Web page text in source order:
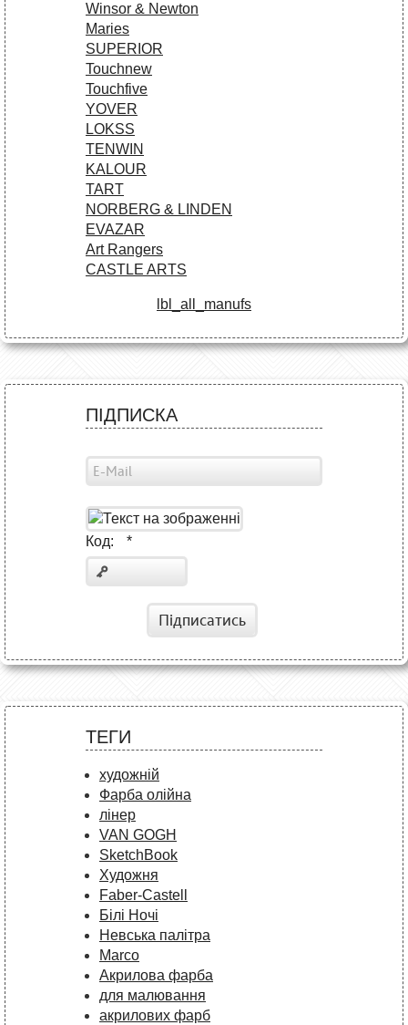
Winsor & Newton
Maries
SUPERIOR
Touchnew
Touchfive
YOVER
LOKSS
TENWIN
KALOUR
TART
NORBERG & LINDEN
EVAZAR
Art Rangers
CASTLE ARTS
lbl_all_manufs
ПІДПИСКА
Код: *
Підписатись
ТЕГИ
художній
Фарба олійна
лінер
VAN GOGH
SketchBook
Художня
Faber-Castell
Білі Ночі
Невська палітра
Marco
Акрилова фарба
для малювання
акрилових фарб